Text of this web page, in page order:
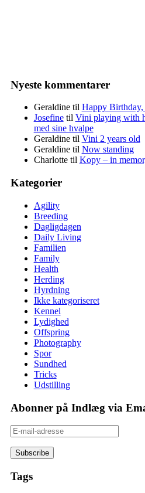
Nyeste kommentarer
Geraldinetil Happy
Josefinetil Vini playing with
med sine hvalpe
Geraldinetil Vini 2 years old
Geraldinetil Now standing
Charlottetil Kopy – in
Kategorier
Agility
Breeding
Dagligdagen
Daily Living
Familien
Family
Health
Herding
Hyrdning
Ikke kategoriseret
Kennel
Lydighed
Offspring
Photography
Spor
Sundhed
Tricks
Udstilling
Abonner på Indlæg via
E-
mail-
adresse
Tags